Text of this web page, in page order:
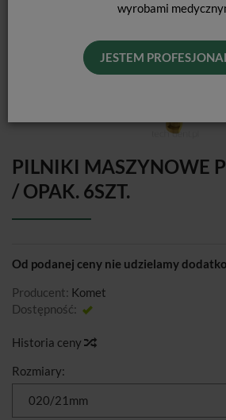
wyrobami
JESTEM
PILNIKI MASZYNOWE
/ OPAK. 6SZT.
Od podanej ceny nie udzielamy
Producent: Komet
Dostępność:
Historia ceny
Rozmiary:
020/21mm